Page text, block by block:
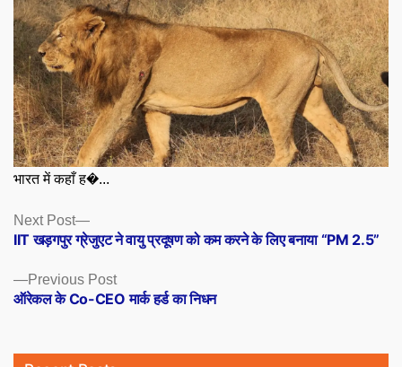
भारत में कहाँ ह�...
Posts
navigation
Previous PostPrevious
post:
ऑरेकल के Co-CEO मार्क हर्ड का निधन
Next Post
Next
post:
IIT खड़गपुर ग्रेजुएट ने वायु प्रदूषण को कम करने के लिए बनाया “PM 2.5”